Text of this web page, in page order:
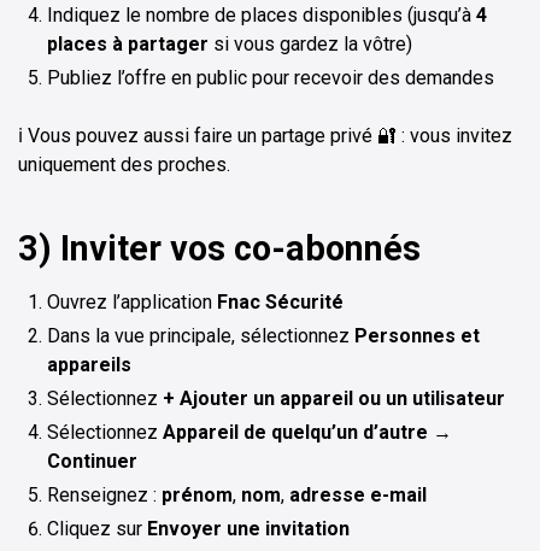
Indiquez le nombre de places disponibles (jusqu’à 4
places à partager si vous gardez la vôtre)
Publiez l’offre en public pour recevoir des demandes
ℹ️ Vous pouvez aussi faire un partage privé 🔐 : vous invitez
uniquement des proches.
3) Inviter vos co-abonnés
Ouvrez l’application Fnac Sécurité
Dans la vue principale, sélectionnez Personnes et
appareils
Sélectionnez + Ajouter un appareil ou un utilisateur
Sélectionnez Appareil de quelqu’un d’autre →
Continuer
Renseignez : prénom, nom, adresse e-mail
Cliquez sur Envoyer une invitation